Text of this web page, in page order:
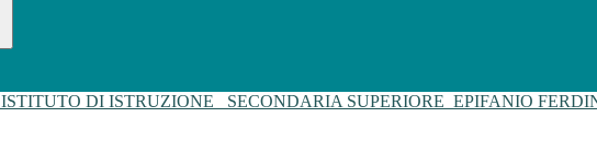
ISTITUTO DI ISTRUZIONE SECONDARIA SUPERIORE EPIFANIO